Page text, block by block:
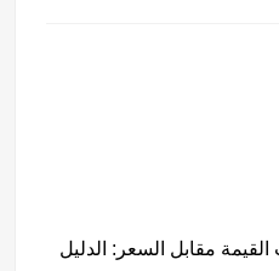
مقابل السعر: الدليل